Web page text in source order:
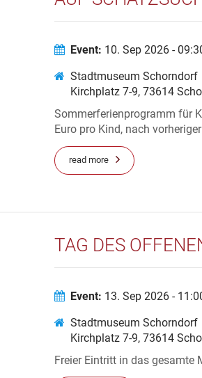
Event: 10. Sep 2026 -
Stadtmuseum Schorndorf
Kirchplatz 7-9, 73614
Sommerferienprogramm für
Euro pro Kind, nach
read more
TAG DES
Event: 13. Sep 2026 -
Stadtmuseum Schorndorf
Kirchplatz 7-9, 73614
Freier Eintritt in das gesamte